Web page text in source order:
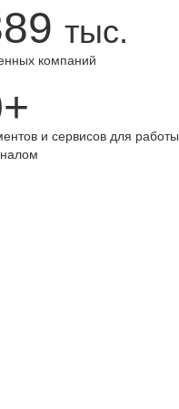
тыс.
компаний
и сервисов для работы